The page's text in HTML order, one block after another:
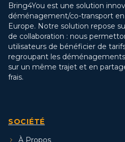
Bring4You est une solution
déménagement/co-transport
Europe. Notre solution repose
de collaboration : nous
utilisateurs de bénéficier de
regroupant les
sur un même trajet et en
frais.
SOCIÉTÉ
À Propos